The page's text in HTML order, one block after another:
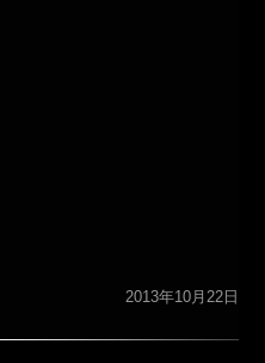
2013年10月22日